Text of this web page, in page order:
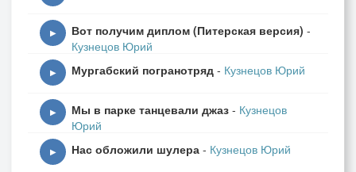
Что повторяю я уже бесцельно.
Теперь лишь память будут долго бередить
Душа безмолвная тоскует и скорбит
По тем мечтам, что мы не удержали.
▶ Вот получим диплом (Питерская версия) -
Кузнецов Юрий
▶ Мургабский погранотряд - Кузнецов Юрий
▶ Мы в парке танцевали джаз - Кузнецов
Юрий
▶ Нас обложили шулера - Кузнецов Юрий